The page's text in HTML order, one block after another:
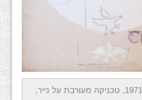
הנרי שלזניאק, 1971, טכניקה מעורבת על נייר,